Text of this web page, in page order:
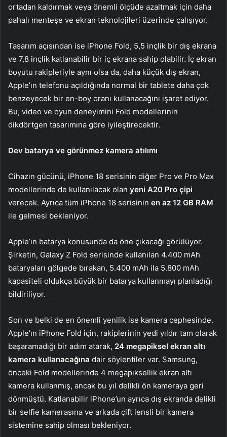
ortadan kaldırmak veya önemli ölçüde azaltmak için daha
pahalı menteşe ve ekran teknolojileri üzerinde çalışıyor.
Tasarım açısından ise iPhone Fold, 5,5 inçlik bir dış ekrana
ve 7,8 inçlik katlanabilir bir iç ekrana sahip olabilir. İç ekran
boyutu rakipleriyle aynı olsa da, daha küçük dış ekran,
Apple’ın telefonu açıldığında normal bir tablete daha çok
benzeyecek bir en-boy oranı kullanacağını işaret ediyor.
Bu, video ve oyun deneyimini Fold modellerinin
dikdörtgen tasarımına göre iyileştirecektir.
Dev batarya ve görünmez kamera atılımı
Cihazın gücünü, iPhone 18 serisinin diğer Pro ve Pro Max
modellerinde de kullanılacak olan yeni A20 Pro çipi
verecek. Ayrıca tüm iPhone 18 serisinin en az 12 GB RAM
ile gelmesi bekleniyor.
Apple’ın batarya konusunda da öne çıkacağı görülüyor.
Şirketin, Galaxy Z Fold serisinde kullanılan 4.400 mAh
bataryaları gölgede bırakan, 5.400 mAh ila 5.800 mAh
kapasiteli oldukça büyük bir batarya kullanmayı planladığı
bildiriliyor.
Son ve belki de en önemli yenilik ise kamera cephesinde.
Apple’ın iPhone Fold için, rakiplerinin yedi yıldır tam olarak
başaramadığı bir adım atarak, 24 megapiksel ekran altı
kamera kullanacağına dair söylentiler var. Samsung,
önceki Fold modellerinde 4 megapiksellik ekran altı
kamera kullanmış, ancak bu yıl delikli ön kameraya geri
dönmüştü. Katlanabilir iPhone’un ayrıca dış ekranda delikli
bir selfie kamerasına ve arkada çift lensli bir kamera
sistemine sahip olması bekleniyor.